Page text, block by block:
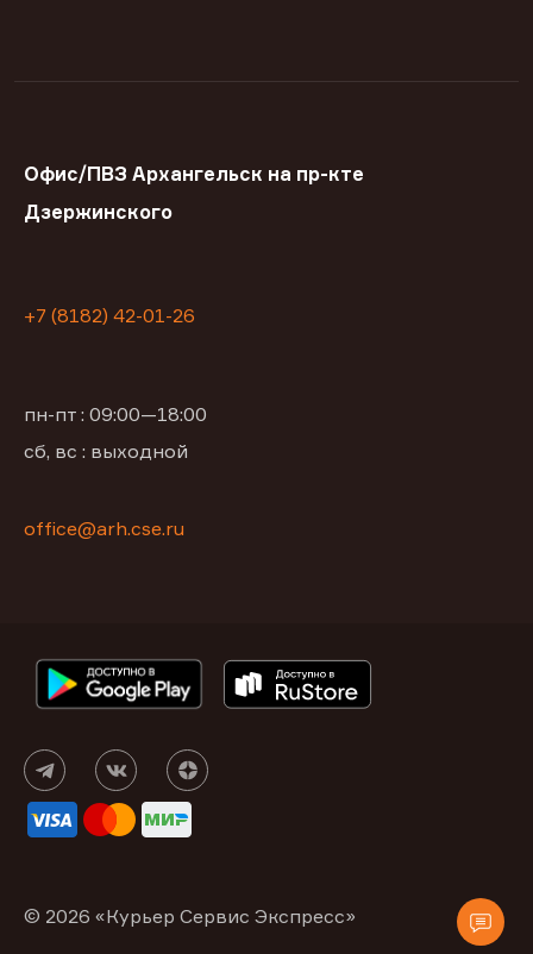
Офис/ПВЗ Архангельск на пр-кте
Дзержинского
+7 (8182) 42-01-26
пн-пт : 09:00—18:00
сб, вс : выходной
office@arh.cse.ru
© 2026 «Курьер Сервис Экспресс»